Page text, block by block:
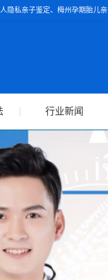
私亲子鉴定、梅州孕期胎儿
，全球通用。
行业新闻